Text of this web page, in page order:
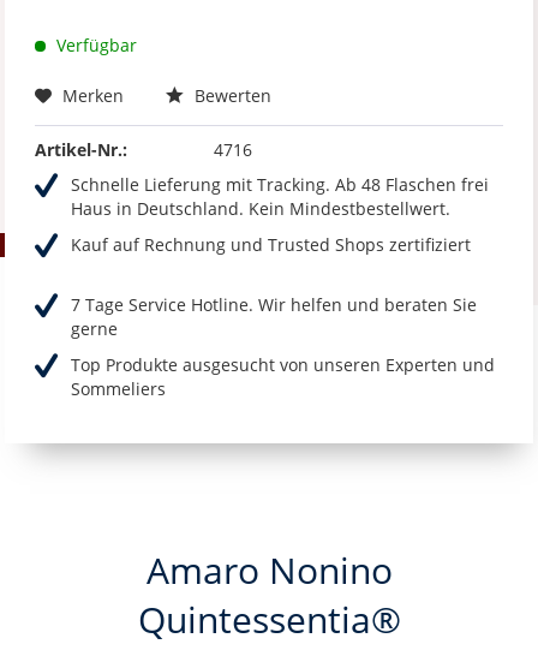
Verfügbar
Merken Bewerten
Artikel-Nr.:
4716
Schnelle Lieferung mit Tracking. Ab 48 Flaschen frei
Haus in Deutschland. Kein Mindestbestellwert.
Kauf auf Rechnung und Trusted Shops zertifiziert
7 Tage Service Hotline. Wir helfen und beraten Sie
gerne
Top Produkte ausgesucht von unseren Experten und
Sommeliers
Amaro Nonino
Quintessentia®